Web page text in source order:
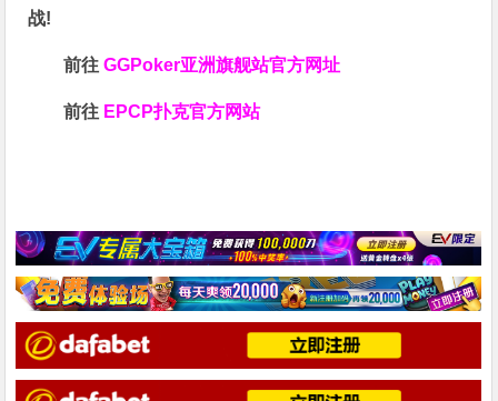
战!
前往GGPoker亚洲旗舰站官方网址
前往 EPCP扑克官方网站